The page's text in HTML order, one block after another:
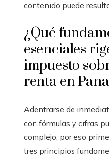
contenido puede
¿Qué
esenciales
impuesto
renta en
Adentrarse de
con fórmulas y cifras
complejo, por eso
tres principios